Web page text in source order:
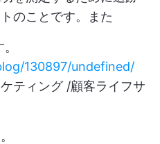
のことです。また
130897/undefined/
ティング /顧客ライフサ